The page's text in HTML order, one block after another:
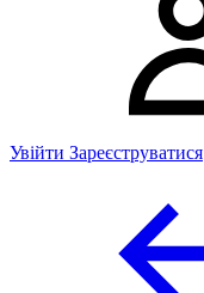
Увійти Зареєструватися